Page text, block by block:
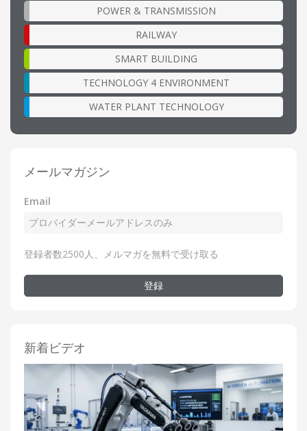
POWER & TRANSMISSION
RAILWAY
SMART BUILDING
TECHNOLOGY 4 ENVIRONMENT
WATER PLANT TECHNOLOGY
メールマガジン
Email
登録者数2500人、メルマガを無料で受け取る
登録
新着ビデオ